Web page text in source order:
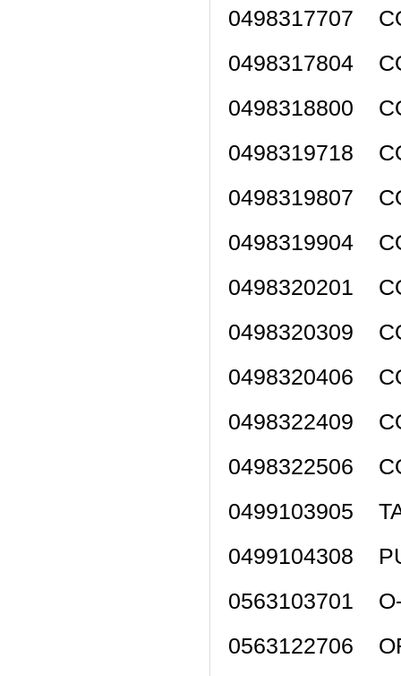
0498317707
0498317804
0498318800
0498319718
0498319807
0498319904
0498320201
0498320309
0498320406
0498322409
0498322506
0499103905
0499104308
0563103701
0563122706